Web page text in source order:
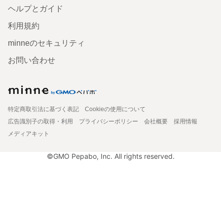
ヘルプとガイド
利用規約
minneのセキュリティ
お問い合わせ
特定商取引法に基づく表記
Cookieの使用について
広告識別子の取得・利用
プライバシーポリシー 会社概要
採用情報
メディアキット
©GMO Pepabo, Inc. All rights reserved.